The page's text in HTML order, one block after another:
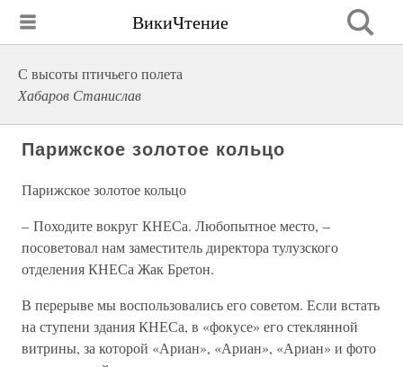
ВикиЧтение
С высоты птичьего полета
Хабаров Станислав
Парижское золотое кольцо
Парижское золотое кольцо
– Походите вокруг КНЕСа. Любопытное место, –
посоветовал нам заместитель директора тулузского
отделения КНЕСа Жак Бретон.
В перерыве мы воспользовались его советом. Если встать
на ступени здания КНЕСа, в «фокусе» его стеклянной
витрины, за которой «Ариан», «Ариан», «Ариан» и фото